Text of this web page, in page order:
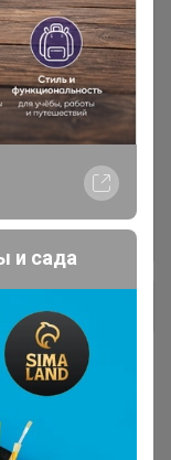
425
526
339
и сада